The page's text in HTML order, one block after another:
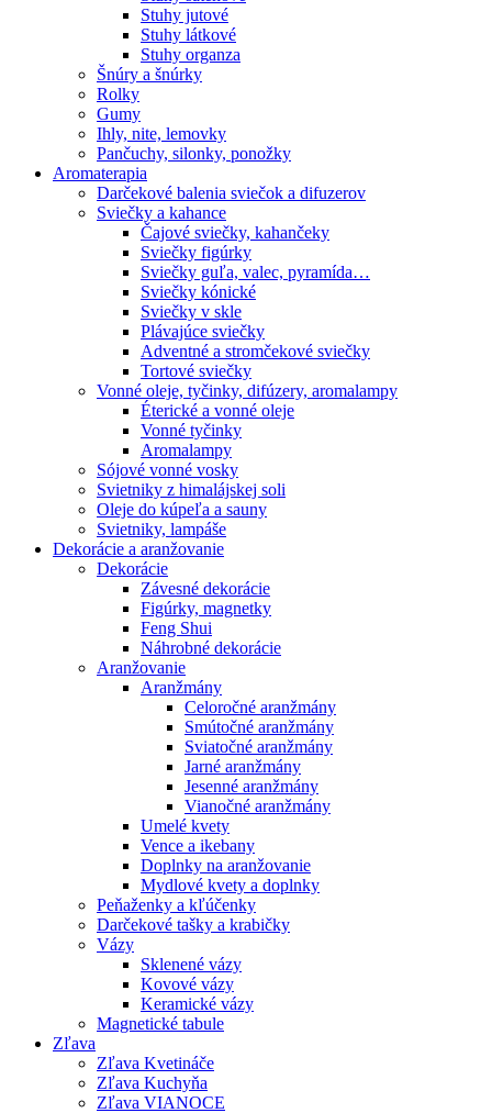
Stuhy jutové
Stuhy látkové
Stuhy organza
Šnúry a šnúrky
Rolky
Gumy
Ihly, nite, lemovky
Pančuchy, silonky, ponožky
Aromaterapia
Darčekové balenia sviečok a difuzerov
Sviečky a kahance
Čajové sviečky, kahančeky
Sviečky figúrky
Sviečky guľa, valec, pyramída…
Sviečky kónické
Sviečky v skle
Plávajúce sviečky
Adventné a stromčekové sviečky
Tortové sviečky
Vonné oleje, tyčinky, difúzery, aromalampy
Éterické a vonné oleje
Vonné tyčinky
Aromalampy
Sójové vonné vosky
Svietniky z himalájskej soli
Oleje do kúpeľa a sauny
Svietniky, lampáše
Dekorácie a aranžovanie
Dekorácie
Závesné dekorácie
Figúrky, magnetky
Feng Shui
Náhrobné dekorácie
Aranžovanie
Aranžmány
Celoročné aranžmány
Smútočné aranžmány
Sviatočné aranžmány
Jarné aranžmány
Jesenné aranžmány
Vianočné aranžmány
Umelé kvety
Vence a ikebany
Doplnky na aranžovanie
Mydlové kvety a doplnky
Peňaženky a kľúčenky
Darčekové tašky a krabičky
Vázy
Sklenené vázy
Kovové vázy
Keramické vázy
Magnetické tabule
Zľava
Zľava Kvetináče
Zľava Kuchyňa
Zľava VIANOCE